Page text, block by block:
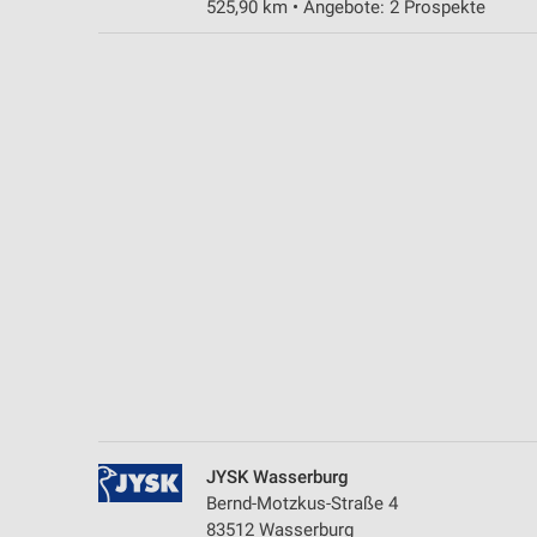
525,90 km • Angebote: 2 Prospekte
JYSK Wasserburg
Bernd-Motzkus-Straße 4
83512 Wasserburg
Messung der Performance von Inhalten
Funktional